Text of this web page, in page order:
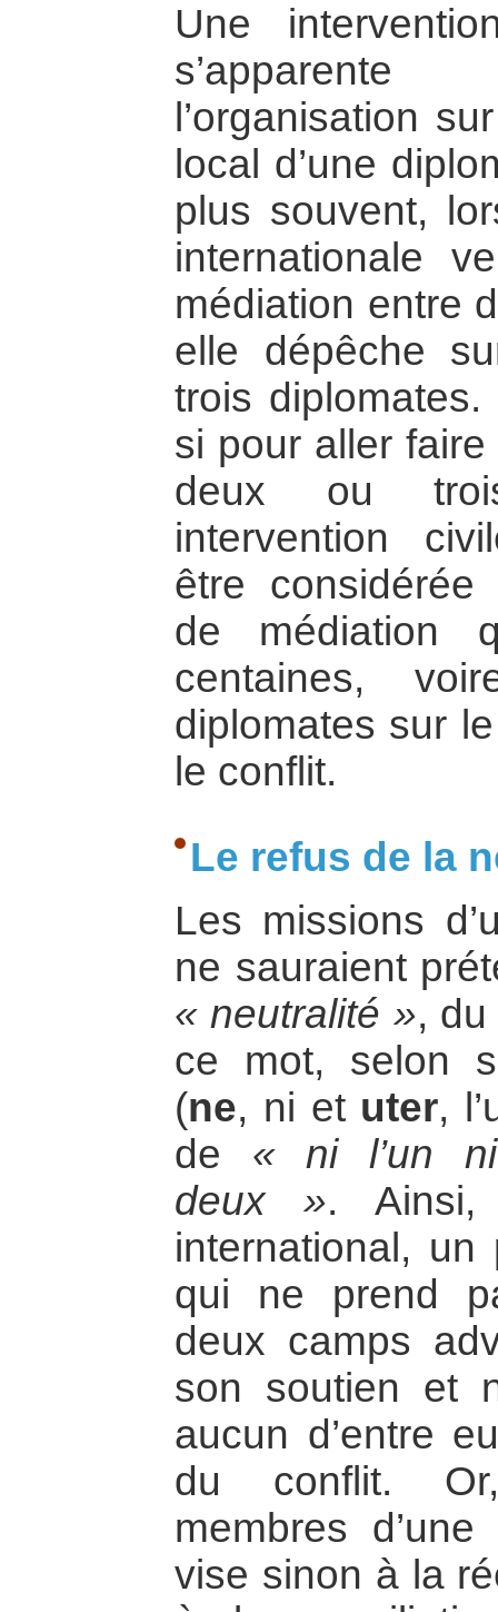
Une
l’organisation
local d’une
plus souvent,
internationale
médiation entre
elle dépêche
trois diplomates.
si pour aller
deux ou
intervention
être
de médiation
centaines,
diplomates sur
le conflit.
Le refus de la
Les missions
ne sauraient
« neutralité », du
ce mot, selon
(ne, ni et uter,
de « ni l’un
deux ».
international,
qui ne prend
deux camps
son soutien et
aucun d’entre
du conflit.
membres
vise sinon à la